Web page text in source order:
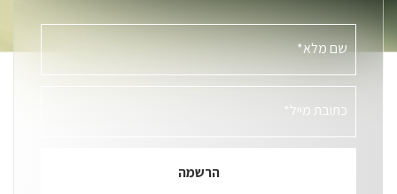
שם מלא*
כתובת מייל*